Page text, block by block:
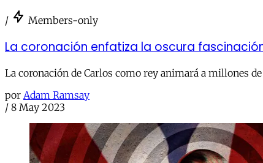
/ Members-only
La coronación enfatiza la oscura
La coronación de Carlos como rey animará a millones
por Adam Ramsay
/ 8 May 2023